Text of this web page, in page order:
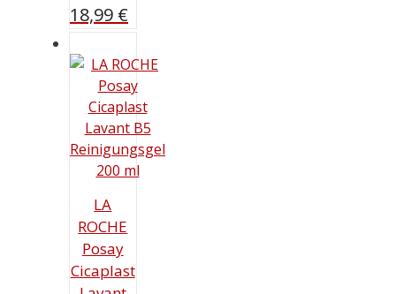
18,99 €
LA
ROCHE
Posay
Cicaplast